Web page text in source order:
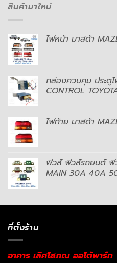
สินค้ามาใหม่
ไฟหน้า มาสด้า
กล่องควบคุม ประตู
CONTROL
ไฟท้าย มาสด้า
ฟิวส์ ฟิวส์รถยนต์ ฟิ
MAIN 30A 40A
ที่ตั้งร้าน
อาคาร เลิศโสภณ ออโต้พาร์ท